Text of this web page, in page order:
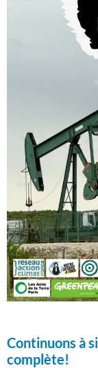
Continuons à
complète!